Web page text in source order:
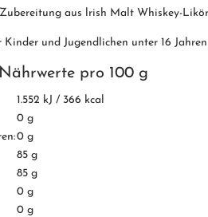
Zubereitung aus lrish Malt Whiskey-
und Jugendlichen unter 16
pro 100 g
1.552 kJ / 366 kcal
0 g
0 g
85 g
85 g
0 g
0 g